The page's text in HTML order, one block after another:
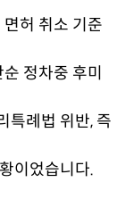
허 취소 기준
정차중 후미
특례법 위반, 즉
이었습니다.